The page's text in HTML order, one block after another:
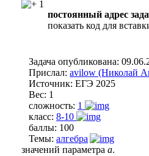
1
постоянный адрес
показать код для
Задача опубликована:
Прислал: avilow (Николай
Источник: ЕГЭ 2025
Вес: 1
сложность: 1
класс: 8-10
баллы: 100
Темы: алгебра
значений параметра a.